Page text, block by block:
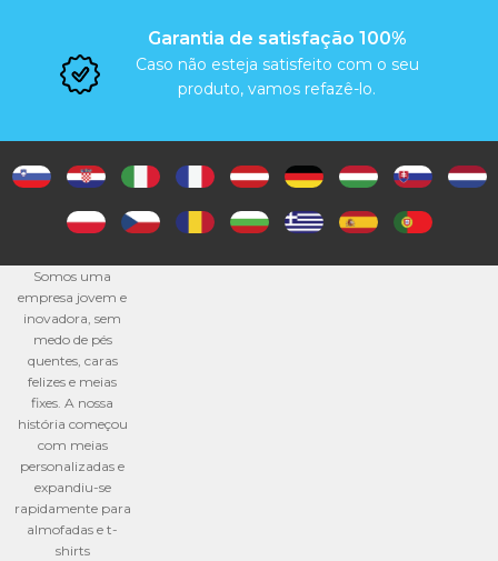
Garantia de satisfação 100%
Caso não esteja satisfeito com o seu
produto, vamos refazê-lo.
Somos uma
empresa jovem e
inovadora, sem
medo de pés
quentes, caras
felizes e meias
fixes. A nossa
história começou
com meias
personalizadas e
expandiu-se
rapidamente para
almofadas e t-
shirts